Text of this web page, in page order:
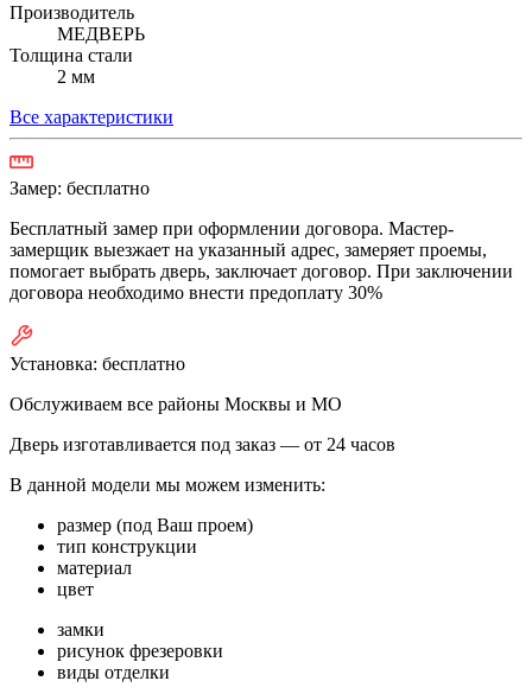
Производитель
МЕДВЕРЬ
Толщина стали
2 мм
Все характеристики
Замер: бесплатно
Бесплатный замер при оформлении договора. Мастер-
замерщик выезжает на указанный адрес, замеряет проемы,
помогает выбрать дверь, заключает договор. При заключении
договора необходимо внести предоплату 30%
Установка: бесплатно
Обслуживаем все районы Москвы и МО
Дверь изготавливается под заказ — от 24 часов
В данной модели мы можем изменить:
размер (под Ваш проем)
тип конструкции
материал
цвет
замки
рисунок фрезеровки
виды отделки